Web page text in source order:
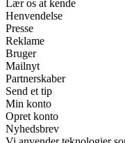
Lær os at kende
Henvendelse
Presse
Reklame
Bruger
Mailnyt
Partnerskaber
Send et tip
Min konto
Opret konto
Nyhedsbrev